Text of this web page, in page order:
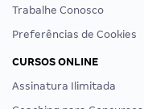
Trabalhe Conosco
Preferências de Cookies
CURSOS ONLINE
Assinatura Ilimitada